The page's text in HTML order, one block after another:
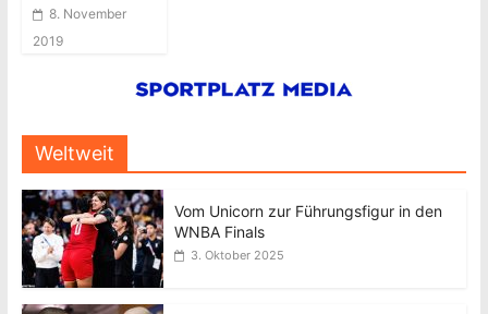
8. November
2019
Weltweit
Vom Unicorn zur Führungsfigur in den
WNBA Finals
3. Oktober 2025